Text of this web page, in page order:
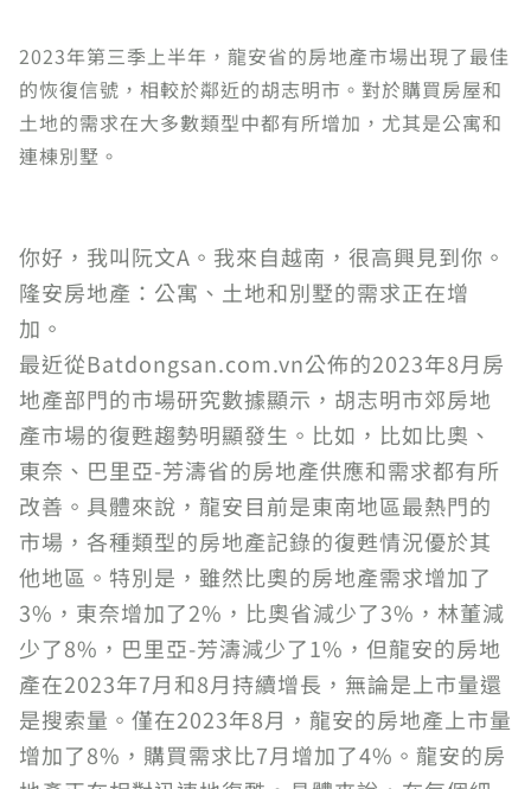
2023年第三季上半年，龍安省的房地產市場出現了最佳
的恢復信號，相較於鄰近的胡志明市。對於購買房屋和
土地的需求在大多數類型中都有所增加，尤其是公寓和
連棟別墅。
你好，我叫阮文A。我來自越南，很高興見到你。
隆安房地產：公寓、土地和別墅的需求正在增
加。
最近從Batdongsan.com.vn公佈的2023年8月房
地產部門的市場研究數據顯示，胡志明市郊房地
產市場的復甦趨勢明顯發生。比如，比如比奧、
東奈、巴里亞-芳濤省的房地產供應和需求都有所
改善。具體來說，龍安目前是東南地區最熱門的
市場，各種類型的房地產記錄的復甦情況優於其
他地區。特別是，雖然比奧的房地產需求增加了
3%，東奈增加了2%，比奧省減少了3%，林董減
少了8%，巴里亞-芳濤減少了1%，但龍安的房地
產在2023年7月和8月持續增長，無論是上市量還
是搜索量。僅在2023年8月，龍安的房地產上市量
增加了8%，購買需求比7月增加了4%。龍安的房